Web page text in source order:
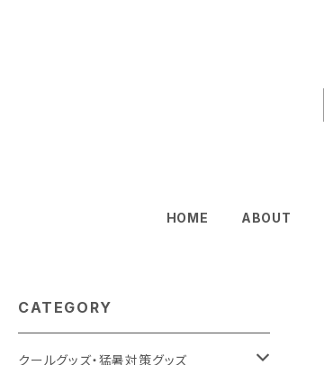
HOME ABOUT
CATEGORY
クールグッズ・猛暑対策グッズ